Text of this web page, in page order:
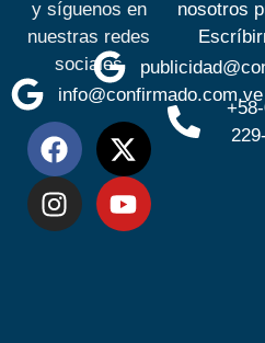
y síguenos en
nuestras redes
sociales
info@confirmado.com.ve
nosotros